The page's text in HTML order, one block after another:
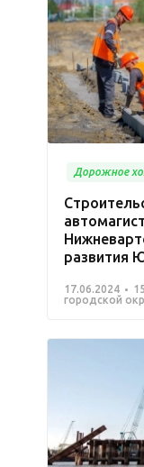
Дорожное
развития
17.06.2024
городской